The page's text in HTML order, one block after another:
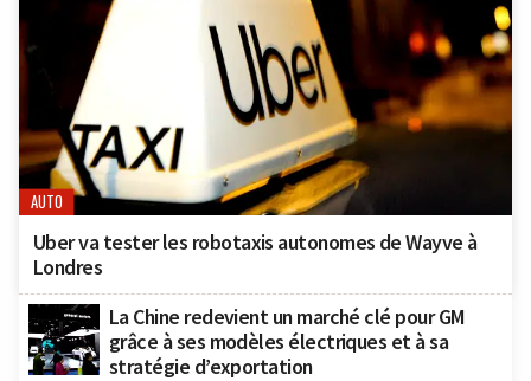
AUTO
Uber va tester les robotaxis autonomes de Wayve à
Londres
La Chine redevient un marché clé pour GM
grâce à ses modèles électriques et à sa
stratégie d’exportation